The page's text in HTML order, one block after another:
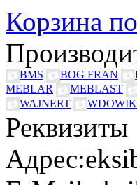
Корзина
BMS BOG FRAN
MEBLAR
MEBLAST
WAJNERT
Реквизиты
Адрес: